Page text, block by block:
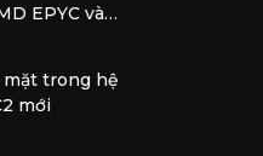
EPYC và
trong hệ
mới